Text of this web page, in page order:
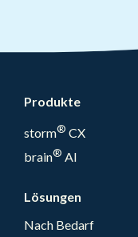
Produkte
storm® CX
brain® AI
Lösungen
Nach Bedarf